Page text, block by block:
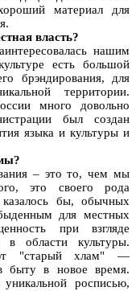
материал для
власть?
нашим
есть большой
брэндирования, для
территории.
много довольно
был создан
языка и культуры и
– это то, чем мы
это своего рода
бы, обычных
для местных
при взгляде
в области культуры.
"старый хлам" —
быту в новое время.
росписью,